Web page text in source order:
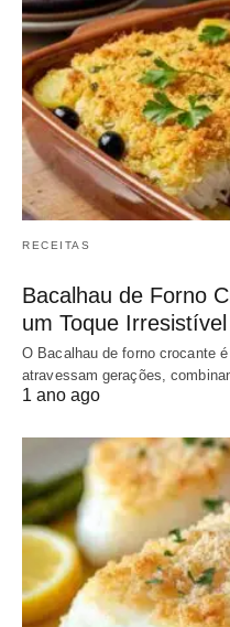
RECEITAS
Bacalhau de Forno
um Toque Irresistível
O Bacalhau de forno crocante
atravessam gerações,
1 ano ago